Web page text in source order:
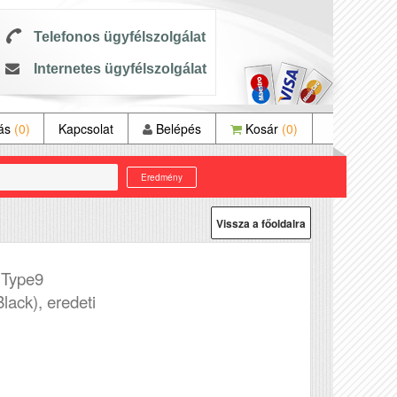
Telefonos ügyfélszolgálat
Internetes ügyfélszolgálat
(0) Kapcsolat Belépés Kosár (0)
Eredmény
Vissza a főoldalra
eredeti